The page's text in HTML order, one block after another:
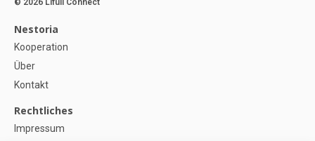
© 2026 Lifull Connect
Nestoria
Kooperation
Über
Kontakt
Rechtliches
Impressum